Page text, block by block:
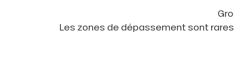
Les zones de dépassement sont